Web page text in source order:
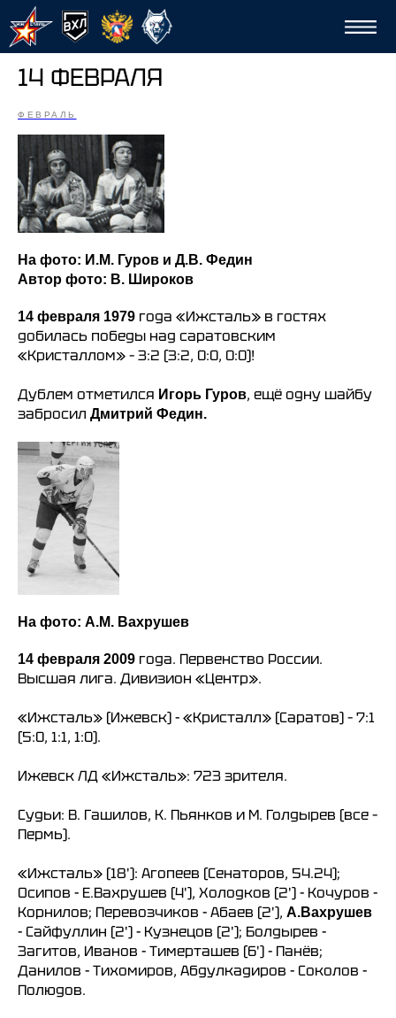
14 ФЕВРАЛЯ
ФЕВРАЛЬ
На фото: И.М. Гуров и Д.В. Федин
Автор фото: В. Широков
14 февраля 1979 года «Ижсталь» в гостях
добилась победы над саратовским
«Кристаллом» – 3:2 (3:2, 0:0, 0:0)!
Дублем отметился Игорь Гуров, ещё одну шайбу
забросил Дмитрий Федин.
На фото: А.М. Вахрушев
14 февраля 2009 года. Первенство России.
Высшая лига. Дивизион «Центр».
«Ижсталь» (Ижевск) - «Кристалл» (Саратов) – 7:1
(5:0, 1:1, 1:0).
Ижевск ЛД «Ижсталь»: 723 зрителя.
Судьи: В. Гашилов, К. Пьянков и М. Голдырев (все –
Пермь).
«Ижсталь» (18'): Агопеев (Сенаторов, 54.24);
Осипов - Е.Вахрушев (4'), Холодков (2') - Кочуров -
Корнилов; Перевозчиков - Абаев (2'), А.Вахрушев
- Сайфуллин (2') - Кузнецов (2'); Болдырев -
Загитов, Иванов - Тимерташев (6') - Панёв;
Данилов - Тихомиров, Абдулкадиров - Соколов -
Полюдов.